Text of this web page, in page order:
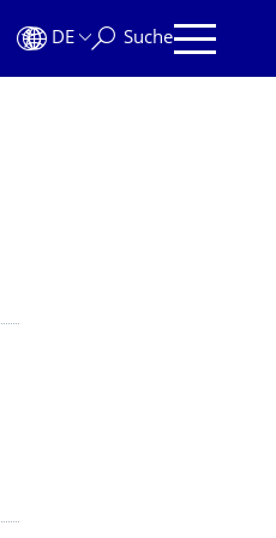
DE Suche